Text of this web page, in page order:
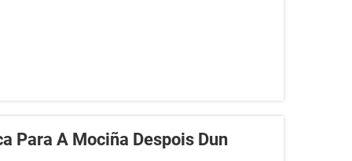
Para A Mociña Despois Dun